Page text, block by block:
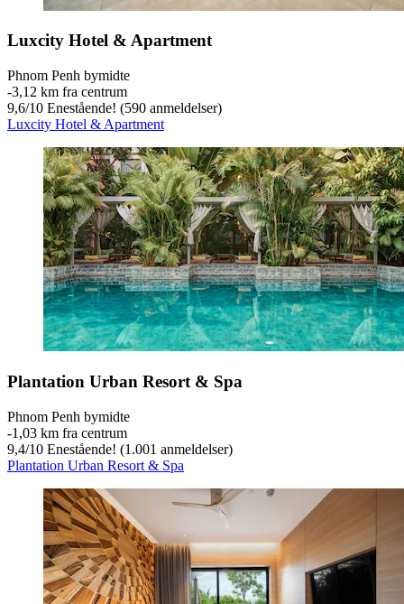
Luxcity Hotel & Apartment
Phnom Penh bymidte
‐3,12 km fra centrum
9,6/10 Enestående! (590 anmeldelser)
Luxcity Hotel & Apartment
Plantation Urban Resort & Spa
Phnom Penh bymidte
‐1,03 km fra centrum
9,4/10 Enestående! (1.001 anmeldelser)
Plantation Urban Resort & Spa